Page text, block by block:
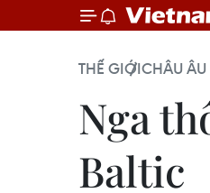
THẾ GIỚICHÂU ÂU
Nga
Baltic